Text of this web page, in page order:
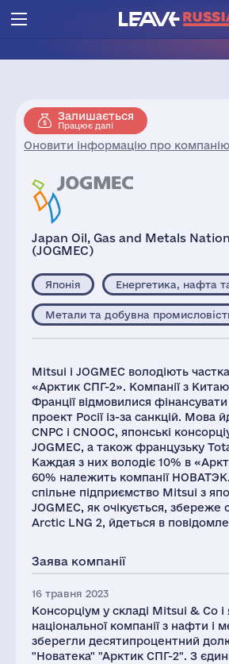
Залишається
Працює далі
Оновити інформацію про компанію
Japan Oil, Gas and Metals
(JOGMEC)
Японія Енергетика, нафта
Метали та добувна
Mitsui і JOGMEC володіють
«Арктик СПГ-2». Компанії з
Франції відмовилися
проект Росії із-за санкцій. Мова
CNPC і CNOOC, японські
JOGMEC, а також французьку
Каждая з них володіє 10% в
60% належить компанії
спільне підприємство Mitsui з
JOGMEC, як очікується, збереже
Arctic LNG 2, йдеться в
Заява компанії
16 травня 2023
Консорціум у складі Mitsui & Co і
національної компанії з нафти і
зберегли десятипроцентний
"Новатека" "Арктик СПГ-2". З